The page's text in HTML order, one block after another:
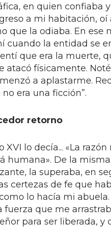
en quien confiaba
a mi habitación,
que la odiaba. En ese
cuando la entidad se
que era la muerte,
atacó físicamente.
a aplastarme.
era una ficción”.
retorno
XVI lo decía... «La
humana». De la
la superaba, en
certezas de fe que
lo hacía mi
fuerza que me
para ser liberada, y